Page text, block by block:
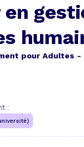
pour Adultes
: